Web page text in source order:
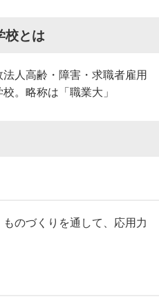
校とは
人高齢・障害・求職者雇用
。略称は「職業大」
のづくりを通して、応用力